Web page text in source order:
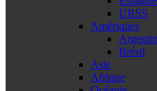
URSS
Amériques
Brésil
Asie
Afrique